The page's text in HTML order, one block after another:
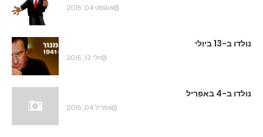
אוגוסט 04, 2015
נולדו ב-13 ביולי
יולי 13, 2015
נולדו ב-4 באפריל
אפריל 04, 2015